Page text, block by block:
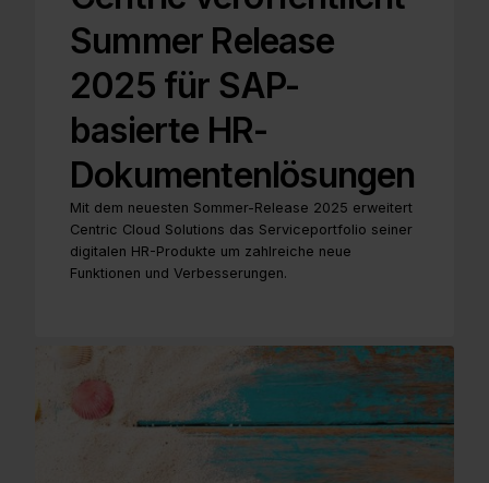
Summer Release
2025 für SAP-
basierte HR-
Dokumentenlösungen
Mit dem neuesten Sommer-Release 2025 erweitert
Centric Cloud Solutions das Serviceportfolio seiner
digitalen HR-Produkte um zahlreiche neue
Funktionen und Verbesserungen.